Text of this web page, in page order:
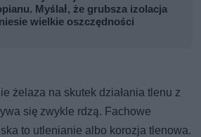
Myślał, że grubsza izolacja
wielkie oszczędności
żelaza na skutek działania tlenu z
się zwykle rdzą. Fachowe
to utlenianie albo korozja tlenowa.